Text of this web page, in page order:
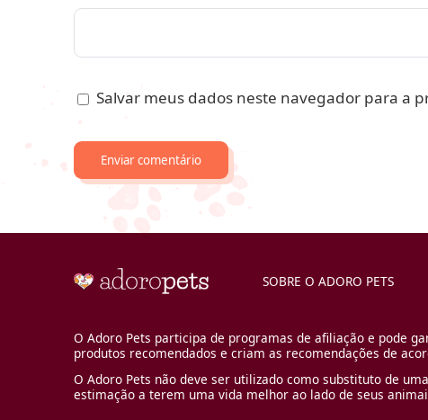
Salvar meus dados neste navegador para a
SOBRE O ADORO PETS
O Adoro Pets participa de programas de afiliação e pode
produtos recomendados e criam as recomendações de
O Adoro Pets não deve ser utilizado como substituto de
estimação a terem uma vida melhor ao lado de seus